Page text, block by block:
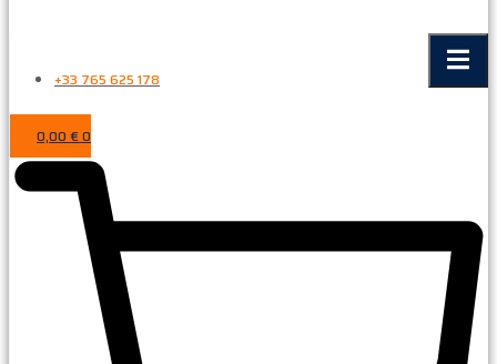
+33 765 625 178
0,00 €0